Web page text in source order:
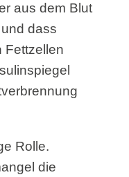
aus dem Blut
dass
Fettzellen
Rolle.
die